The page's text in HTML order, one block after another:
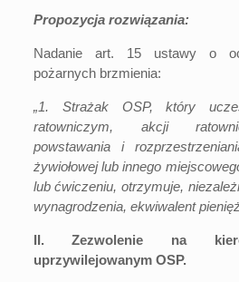
Propozycja rozwiązania:
Nadanie art. 15 ustawy o
pożarnych brzmienia:
„1. Strażak OSP, który
ratowniczym, akcji
powstawania i
żywiołowej lub innego
lub ćwiczeniu, otrzymuje,
wynagrodzenia, ekwiwalent
II. Zezwolenie na
uprzywilejowanym OSP.